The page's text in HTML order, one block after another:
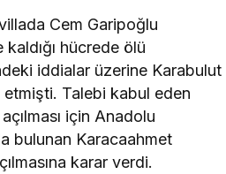
Cem Garipoğlu
hücrede ölü
iddialar üzerine Karabulut
etmişti. Talebi kabul eden
için Anadolu
bulunan Karacaahmet
karar verdi.